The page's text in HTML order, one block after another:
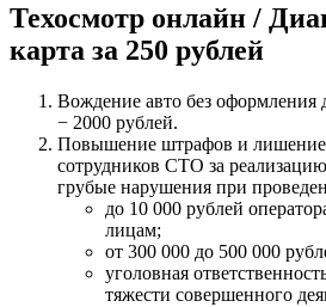
Техосмотр онлайн /
карта за 250 рублей
Вождение авто без оформления
− 2000 рублей.
Повышение штрафов и лишение
сотрудников СТО за
грубые нарушения при
до 10 000 рублей
лицам;
от 300 000 до 500 000
уголовная
тяжести совершенного